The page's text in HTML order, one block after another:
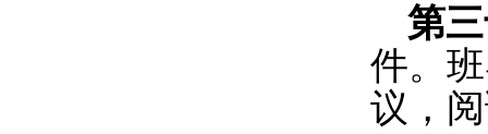
第
件。
议，